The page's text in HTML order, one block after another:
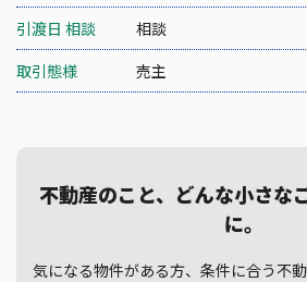
引渡日 相談
相談
取引態様
売主
不動産のこと、どんな小さな
に。
気になる物件がある方、条件に合う不